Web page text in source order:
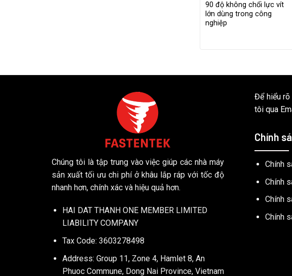
90 độ không chổi lực vít
lớn dùng trong công
nghiệp
Chúng tôi là tập trung vào việc giúp các nhà máy
sản xuất tối ưu chi phí ở khâu lắp ráp với tốc độ
nhanh hơn, chính xác và hiệu quả hơn.
HAI DAT THANH ONE MEMBER LIMITED
LIABILITY COMPANY
Tax Code: 3603278498
Address: Group 11, Zone 4, Hamlet 8, An
Phuoc Commune, Dong Nai Province, Vietnam
Để hiểu rõ
tôi qua
Chính
Chính
Chính
Chính
Chính